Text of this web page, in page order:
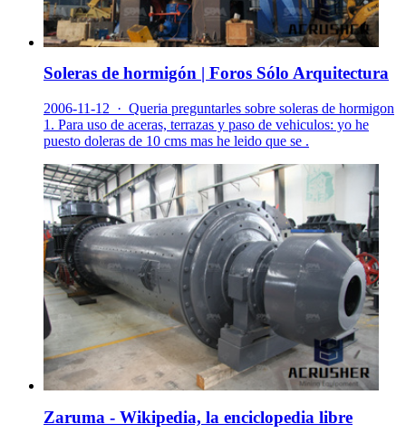
Soleras de hormigón | Foros Sólo Arquitectura
2006-11-12 · Queria preguntarles sobre soleras de hormigon
1. Para uso de aceras, terrazas y paso de vehiculos: yo he
puesto doleras de 10 cms mas he leido que se .
Zaruma - Wikipedia, la enciclopedia libre